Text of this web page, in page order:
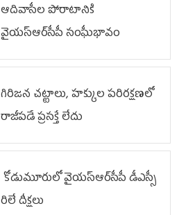
ఆదివాసీల పోరాటానికి
వైయ‌స్ఆర్‌సీపీ సంఘీభావం
గిరిజన చట్టాలు, హక్కుల పరిరక్షణలో
రాజీపడే ప్రసక్తే లేదు
కోడుమూరులో వైయ‌స్ఆర్‌సీపీ డీఎస్సీ
రిలే దీక్షలు